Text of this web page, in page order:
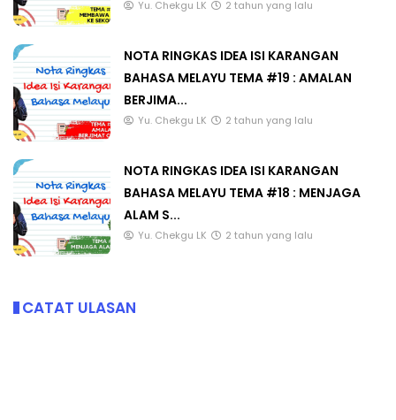
Yu. Chekgu LK 2 tahun yang lalu
NOTA RINGKAS IDEA ISI KARANGAN
BAHASA MELAYU TEMA #19 : AMALAN
BERJIMA...
Yu. Chekgu LK 2 tahun yang lalu
NOTA RINGKAS IDEA ISI KARANGAN
BAHASA MELAYU TEMA #18 : MENJAGA
ALAM S...
Yu. Chekgu LK 2 tahun yang lalu
CATAT ULASAN